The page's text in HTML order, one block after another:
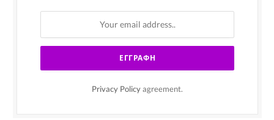
Privacy Policy agreement.